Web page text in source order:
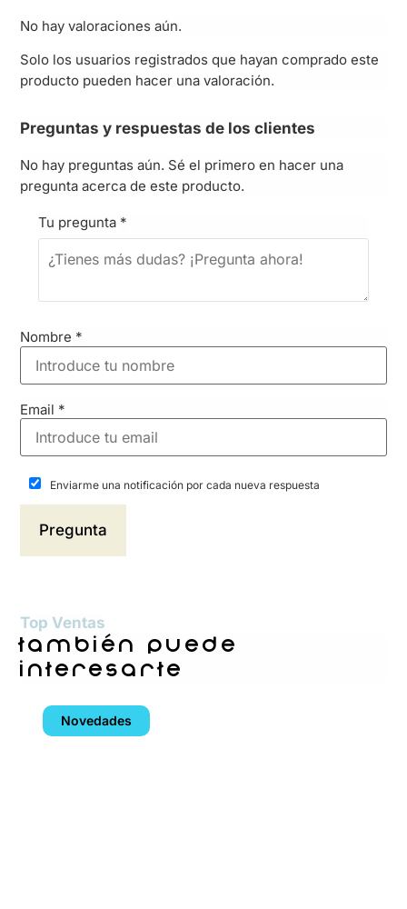
No hay valoraciones aún.
Solo los usuarios registrados que hayan comprado este
producto pueden hacer una valoración.
Preguntas y respuestas de los clientes
No hay preguntas aún. Sé el primero en hacer una
pregunta acerca de este producto.
Tu pregunta *
Nombre *
Email *
Enviarme una notificación por cada nueva respuesta
Top Ventas
también puede
interesarte
Novedades